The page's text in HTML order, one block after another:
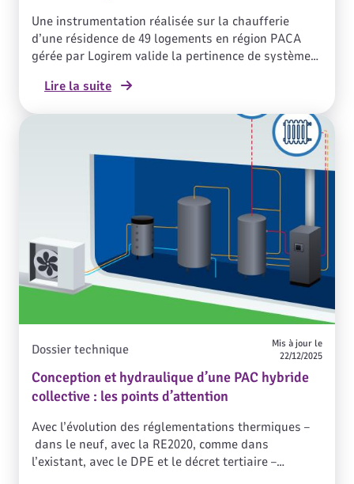
Une instrumentation réalisée sur la chaufferie
d’une résidence de 49 logements en région PACA
gérée par Logirem valide la pertinence de systèmes
chaleur. Les résultats de cette expérimentation
tout en parvenant à un bouquet énergétique
réglementations.
Lire la suite
Conception et hydraulique d’une PAC hybride
collective : les points d’attention
Dossier technique
Mis à jour le
22/12/2025
Avec l’évolution des réglementations thermiques –
dans le neuf, avec la RE2020, comme dans
l’existant, avec le DPE et le décret tertiaire –